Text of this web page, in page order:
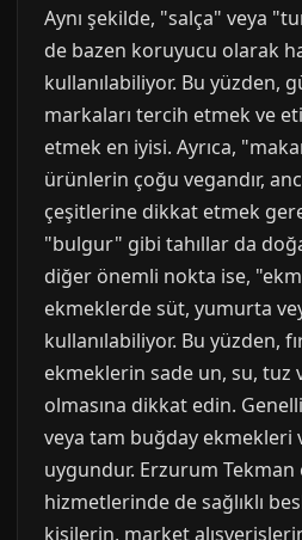
Aynı şekilde, "salça" veya
de bazen koruyucu olarak
kullanılabiliyor. Bu yüzden,
markaları tercih etmek ve
etmek en iyisi. Ayrıca,
ürünlerin çoğu vegandır,
çeşitlerine dikkat etmek
"bulgur" gibi tahıllar da
diğer önemli nokta ise,
ekmeklerde süt, yumurta
kullanılabiliyor. Bu yüzden,
ekmeklerin sade un, su, tuz
olmasına dikkat edin.
veya tam buğday ekmekleri
uygundur. Erzurum
hizmetlerinde de sağlıklı
kişilerin, market